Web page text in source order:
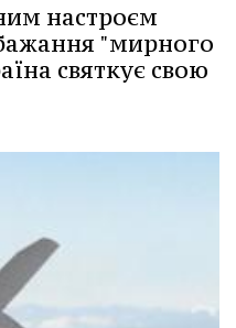
настроєм
"мирного
святкує свою